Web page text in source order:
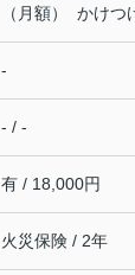
（月額） かけつ
-
- / -
有 / 18,000円
火災保険 / 2年